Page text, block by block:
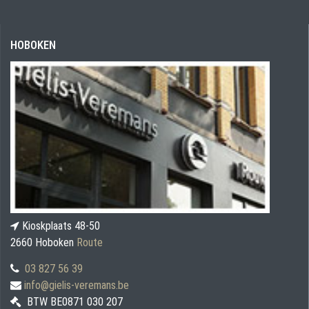
HOBOKEN
Kioskplaats 48-50
2660 Hoboken Route
03 827 56 39
info@gielis-veremans.be
BTW BE0871 030 207